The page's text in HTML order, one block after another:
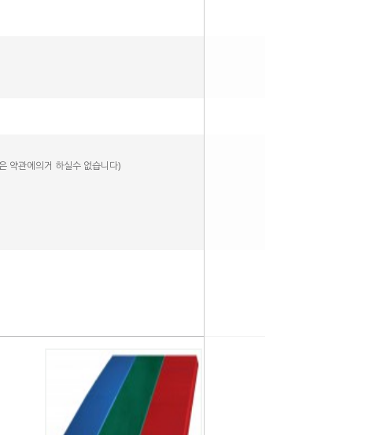
약관에의거 하실수 없습니다)